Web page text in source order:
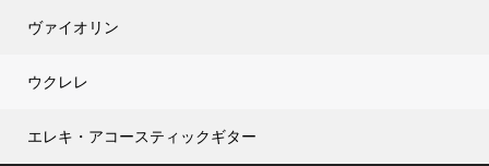
ヴァイオリン
ウクレレ
エレキ・アコースティックギター